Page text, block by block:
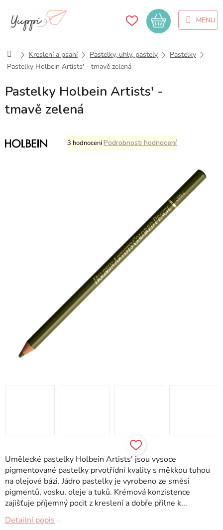
obsah
Nákupní
košík
DomůKreslení a psaní Pastelky, uhly, pastely
Pastelky
Pastelky Holbein Artists' - tmavě zelená
Pastelky Holbein Artists' -
tmavě zelená
Průměrné
hodnocení
3 hodnoceníPodrobnosti hodnocení
Umělecké pastelky Holbein Artists' jsou vysoce
pigmentované pastelky prvotřídní kvality s měkkou tuhou
na olejové bázi. Jádro pastelky je vyrobeno ze směsi
pigmentů, vosku, oleje a tuků. Krémová konzistence
zajišťuje příjemný pocit z kreslení a dobře přilne k...
Detailní popis